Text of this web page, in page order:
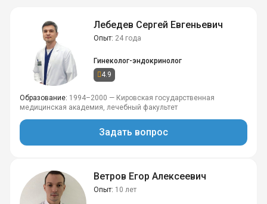
Лебедев Сергей Евгеньевич
4.9
Опыт 24 года
Гинеколог-эндокринолог
Образование 1994–2000 — Кировская государственная
медицинская академия, лечебный факультет
Задать вопрос
Ветров Егор Алексеевич
Опыт 10 лет